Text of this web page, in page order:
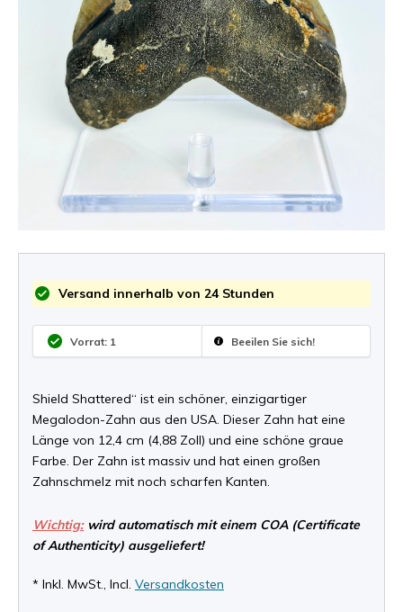
Versand innerhalb von 24 Stunden
Vorrat: 1 Beeilen Sie sich!
Shield Shattered“ ist ein schöner, einzigartiger
Megalodon-Zahn aus den USA. Dieser Zahn hat eine
Länge von 12,4 cm (4,88 Zoll) und eine schöne graue
Farbe. Der Zahn ist massiv und hat einen großen
Zahnschmelz mit noch scharfen Kanten.
Wichtig:wird automatisch mit einem COA (Certificate
of Authenticity) ausgeliefert!
* Inkl. MwSt., Incl. Versandkosten